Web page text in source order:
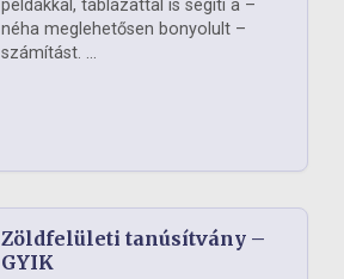
példákkal, táblázattal is segíti a –
néha meglehetősen bonyolult –
számítást. ...
Zöldfelületi tanúsítvány –
GYIK